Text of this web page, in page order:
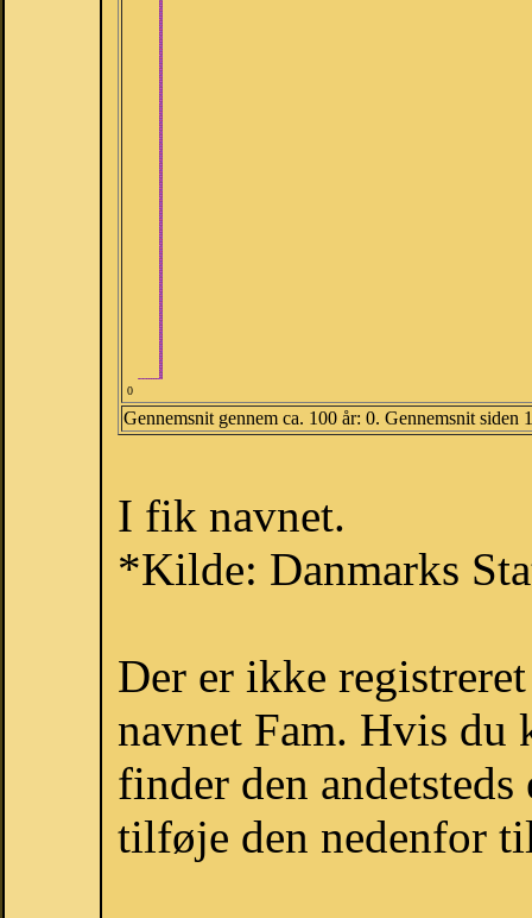
0
Gennemsnit gennem ca. 100 år: 0. Gennemsnit siden
I fik navnet.
*Kilde: Danmarks
Der er ikke
navnet Fam. Hvis du
finder den
tilføje den nedenfor